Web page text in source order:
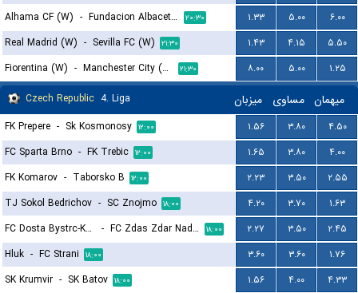
Alhama CF (W) - Fundacion Albacete (W) ۲۰:۳۰ ۱.۳۳ ۵.۰۰
۶.۰۰
Real Madrid (W) - Sevilla FC (W) ۲۱:۳۰ ۱.۴۳ ۴.۱۵
۵.۵۰
Fiorentina (W) - Manchester City (W) ۲۱:۳۰ ۸.۰۰ ۵.۰۰
۱.۲۵
Czech Republic 4. Liga میزبان مساوی میهمان
FK Prepere - Sk Kosmonosy ۱۲:۰۰ ۱.۵۶ ۳.۸۰
۴.۵۰
FC Sparta Brno - FK Trebic ۱۲:۰۰ ۱.۶۵ ۳.۸۰
۴.۰۰
FK Komarov - Taborsko B ۱۲:۰۰ ۲.۲۳ ۳.۵۰
۲.۵۵
TJ Sokol Bedrichov - SC Znojmo ۱۸:۰۰ ۴.۲۰ ۳.۷۰
۱.۶۳
FC Dosta Bystrc-Kninicky
- FC Zdas Zdar Nad Sazavou ۱۸:۰۰ ۲.۲۷ ۳.۵۰
۲.۴۵
Hluk - FC Strani ۱۸:۰۰ ۳.۶۰ ۳.۶۰
۱.۷۶
SK Krumvir - SK Batov ۱۸:۰۰ ۱.۵۶ ۴.۰۰
۴.۳۳